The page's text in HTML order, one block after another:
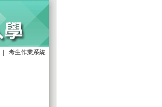
考生作業系統